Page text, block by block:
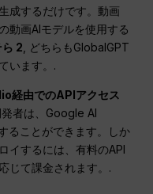
成するだけです。動画
動画AIモデルを使用する
ら 2 , どちらもGlobalGPT
います。.
経由でのAPIアクセス
者は、Google AI
ることができます。しか
イするには、有料のAPI
じて課金されます。.